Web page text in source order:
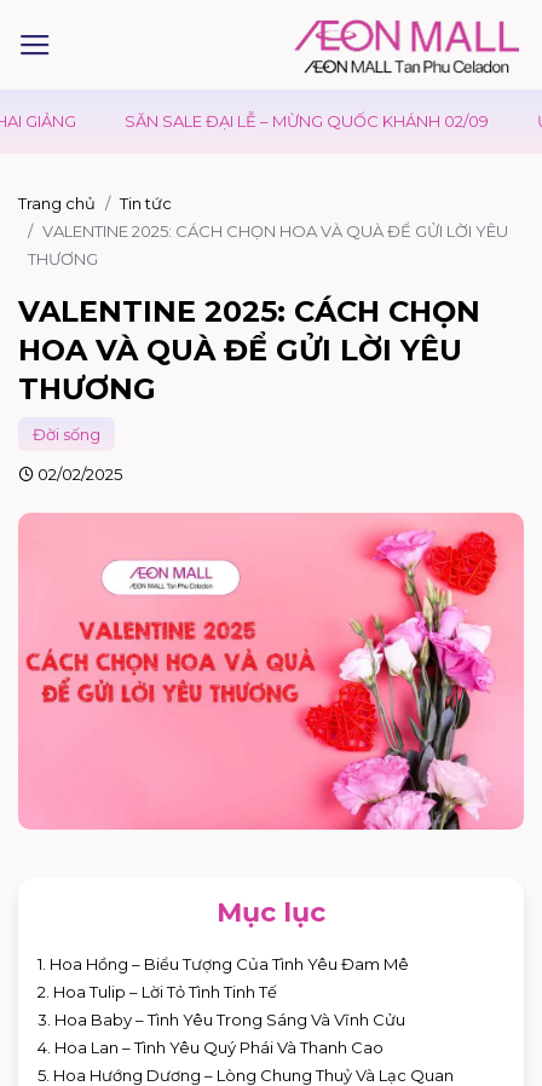
SĂN SALE ĐẠI LỄ – MỪNG QUỐC KHÁNH 02/09 ƯU ĐÃI
Trang chủ
Tin tức
VALENTINE 2025: CÁCH CHỌN HOA VÀ QUÀ ĐỂ GỬI LỜI YÊU
THƯƠNG
VALENTINE 2025: CÁCH CHỌN
HOA VÀ QUÀ ĐỂ GỬI LỜI YÊU
THƯƠNG
Đời sống
02/02/2025
Mục lục
1. Hoa Hồng – Biểu Tượng Của Tình Yêu Đam Mê
2. Hoa Tulip – Lời Tỏ Tình Tinh Tế
3. Hoa Baby – Tình Yêu Trong Sáng Và Vĩnh Cửu
4. Hoa Lan – Tình Yêu Quý Phái Và Thanh Cao
5. Hoa Hướng Dương – Lòng Chung Thuỷ Và Lạc Quan